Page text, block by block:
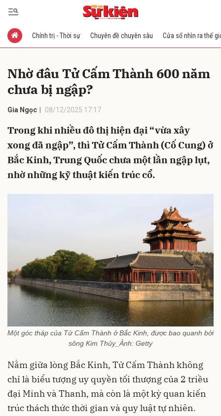
Chính trị - Thời sự Chuyên đề chuyên sâu Cửa sổ nhìn ra thế
Nhờ đâu Tử Cấm Thành 600 năm
chưa bị ngập?
Gia Ngọc 08/12/2025 17:17
Trong khi nhiều đô thị hiện đại “vừa xây
xong đã ngập”, thì Tử Cấm Thành (Cố Cung) ở
Bắc Kinh, Trung Quốc chưa một lần ngập lụt,
nhờ những kỹ thuật kiến trúc cổ.
Một góc tháp của Tử Cấm Thành ở Bắc Kinh, được bao quanh bởi
sông Kim Thủy_Ảnh: Getty
Nằm giữa lòng Bắc Kinh, Tử Cấm Thành không
chỉ là biểu tượng uy quyền tối thượng của 2 triều
đại Minh và Thanh, mà còn là một kỳ quan kiến
trúc thách thức thời gian và quy luật tự nhiên.
Gửi bình luận
Hủy Gửi